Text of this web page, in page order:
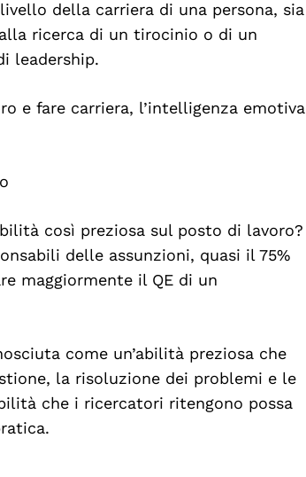
della carriera di una persona, sia
ricerca di un tirocinio o di un
leadership.
e fare carriera, l’intelligenza emotiva
così preziosa sul posto di lavoro?
delle assunzioni, quasi il 75%
maggiormente il QE di un
come un’abilità preziosa che
la risoluzione dei problemi e le
che i ricercatori ritengono possa